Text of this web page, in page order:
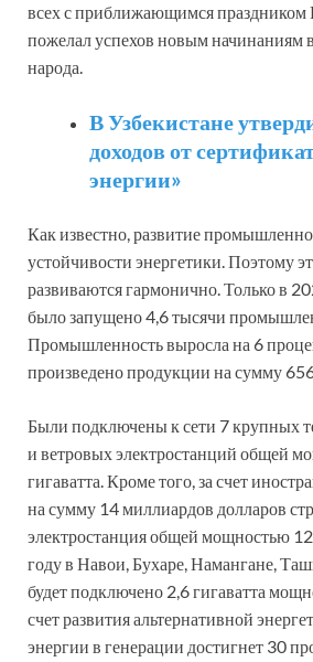
всех с приближающимся праздником
пожелал успехов новым начинаниям
народа.
В Узбекистане
доходов от
энергии»
Как известно, развитие
устойчивости энергетики. Поэтому
развиваются гармонично. Только в
было запущено 4,6 тысячи
Промышленность выросла на 6
произведено продукции на сумму
Были подключены к сети 7 крупных
и ветровых электростанций общей
гигаватта. Кроме того, за счет
на сумму 14 миллиардов долларов
электростанция общей мощностью 12
году в Навои, Бухаре, Намангане,
будет подключено 2,6 гигаватта
счет развития альтернативной
энергии в генерации достигнет 30